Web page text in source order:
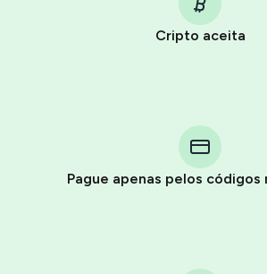
Cripto aceita
Pague apenas pelos códigos
You purchase Stars via the official